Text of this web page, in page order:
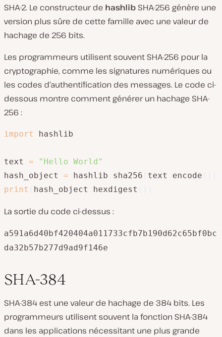
SHA-2. Le constructeur de hashlib SHA-256 génère une
version plus sûre de cette famille avec une valeur de
hachage de 256 bits.
Les programmeurs utilisent souvent SHA-256 pour la
cryptographie, comme les signatures numériques ou
les codes d’authentification des messages. Le code ci-
dessous montre comment générer un hachage SHA-
256 :
import hashlib
text =
"Hello World"
hash_object = hashlib sha256 text encode
print
hash_object hexdigest
La sortie du code ci-dessus :
a591a6d40bf420404a011733cfb7b190d62c65bf0bc
da32b57b277d9ad9f146e
SHA-384
SHA-384 est une valeur de hachage de 384 bits. Les
programmeurs utilisent souvent la fonction SHA-384
dans les applications nécessitant une plus grande